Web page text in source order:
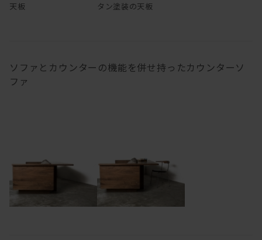
天板
タン塗装の天板
ソファとカウンターの機能を併せ持ったカウンターソ
ファ